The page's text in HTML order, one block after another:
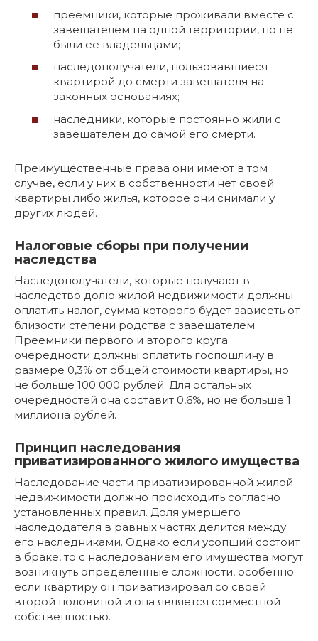
преемники, которые проживали вместе с
завещателем на одной территории, но не
были ее владельцами;
наследополучатели, пользовавшиеся
квартирой до смерти завещателя на
законных основаниях;
наследники, которые постоянно жили с
завещателем до самой его смерти.
Преимущественные права они имеют в том
случае, если у них в собственности нет своей
квартиры либо жилья, которое они снимали у
других людей.
Налоговые сборы при получении
наследства
Наследополучатели, которые получают в
наследство долю жилой недвижимости должны
оплатить налог, сумма которого будет зависеть от
близости степени родства с завещателем.
Преемники первого и второго круга
очередности должны оплатить госпошлину в
размере 0,3% от общей стоимости квартиры, но
не больше 100 000 рублей. Для остальных
очередностей она составит 0,6%, но не больше 1
миллиона рублей.
Принцип наследования
приватизированного жилого имущества
Наследование части приватизированной жилой
недвижимости должно происходить согласно
установленных правил. Доля умершего
наследодателя в равных частях делится между
его наследниками. Однако если усопший состоит
в браке, то с наследованием его имущества могут
возникнуть определенные сложности, особенно
если квартиру он приватизировал со своей
второй половиной и она является совместной
собственностью.